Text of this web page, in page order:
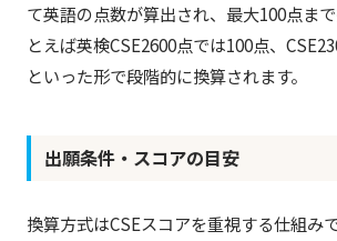
て英語の点数が算出され、最大100点ま
とえば英検CSE2600点では100点、
といった形で段階的に換算されます。
出願条件・スコアの目安
換算方式はCSEスコアを重視する仕組み